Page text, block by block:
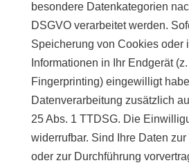
besondere Datenkategorien
DSGVO verarbeitet werden.
Speicherung von Cookies oder
Informationen in Ihr Endgerät
Fingerprinting) eingewilligt
Datenverarbeitung zusätzlich
25 Abs. 1 TTDSG. Die
widerrufbar. Sind Ihre Daten
oder zur Durchführung